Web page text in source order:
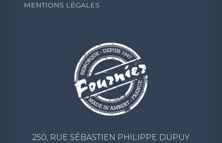
MENTIONS LÉGALES
250, RUE SÉBASTIEN PHILIPPE DUPUY